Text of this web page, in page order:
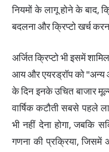
नियमों के लागू होने के बाद,
बदलना और क्रिप्टो खर्च
अर्जित क्रिप्टो भी इसमें
आय और एयरड्रॉप को "अन्य
के दिन इनके उचित बाजार
वार्षिक कटौती सबसे पहले
भी नहीं देना होगा, जबकि
गणना की प्रक्रिया, जिसमें